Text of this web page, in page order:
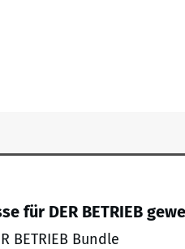
für DER BETRIEB
BETRIEB Bundle